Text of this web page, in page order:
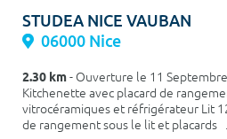
STUDEA NICE VAUBAN
06000 Nice
2.30 km- Ouverture le 11
Kitchenette avec placard de
vitrocéramiques et réfrigérateur Lit
de rangement sous le lit et placards